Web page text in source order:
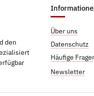
den
Über uns
Datenschutz
Häufige
Newsletter